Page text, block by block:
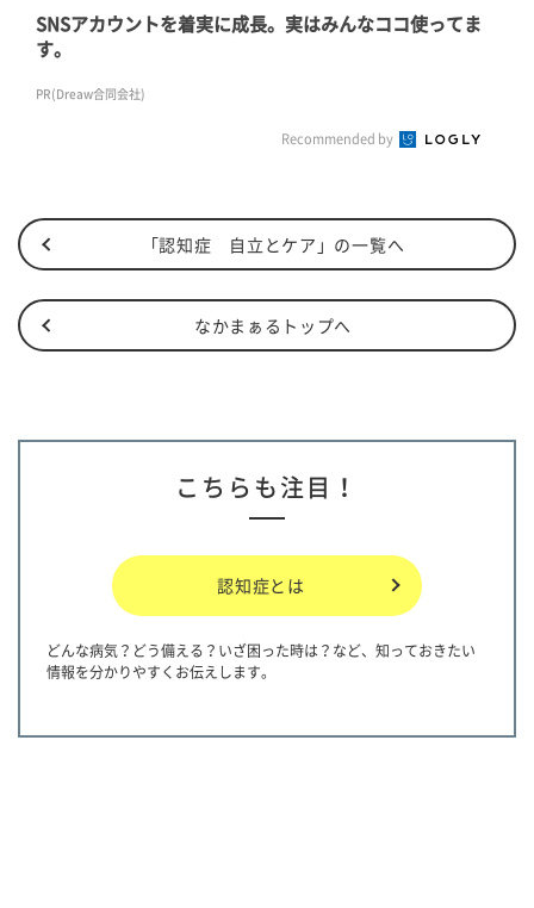
SNSアカウントを着実に成長。実はみんなココ使ってま
す。
PR(Dreaw合同会社)
Recommended by
「認知症 自立とケア」の一覧へ
なかまぁるトップへ
こちらも注目！
認知症とは
どんな病気？どう備える？いざ困った時は？など、知っておきたい
情報を分かりやすくお伝えします。